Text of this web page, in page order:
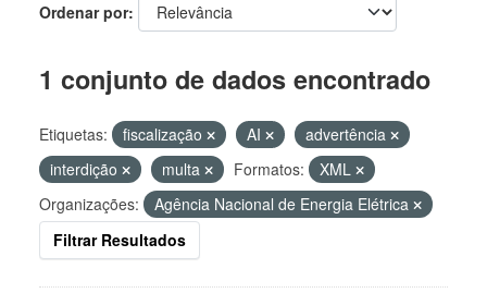
Ordenar por
1 conjunto de dados encontrado
Etiquetas: fiscalização AI
advertência
interdição
multa Formatos:
XML
Organizações:
Agência Nacional de Energia Elétrica
Filtrar Resultados